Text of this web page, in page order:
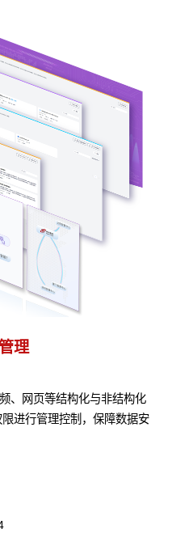
置方式，5种应用开发模式，
预置了多种企业级应用场景
各种难题。